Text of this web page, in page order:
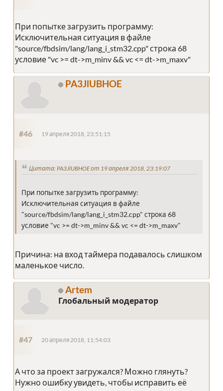
При попытке загрузить программу:
Исключительная ситуация в файле
"source/fbdsim/lang/lang_i_stm32.cpp" строка 68
условие "vc >= dt->m_minv && vc <= dt->m_maxv"
PA3JlUBHOE
#46 19 апреля 2018, 23:51:15
Цитата: PA3JlUBHOE от 19 апреля 2018, 23:19:07
При попытке загрузить программу:
Исключительная ситуация в файле
"source/fbdsim/lang/lang_i_stm32.cpp" строка 68
условие "vc >= dt->m_minv && vc <= dt->m_maxv"
Причина: на вход таймера подавалось слишком
маленькое число.
Artem
Глобальный модератор
#47 20 апреля 2018, 11:54:03
А что за проект загружался? Можно глянуть?
Нужно ошибку увидеть, чтобы исправить её